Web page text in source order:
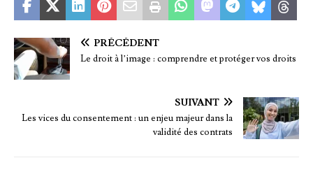
PRÉCÉDENT
Le droit à l’image : comprendre et protéger vos droits
SUIVANT
Les vices du consentement : un enjeu majeur dans la
validité des contrats